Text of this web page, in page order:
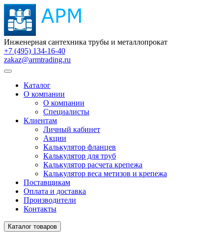
Инженерная сантехника трубы и металлопрокат
+7 (495) 134-16-40
zakaz@armtrading.ru
Каталог
О компании
О компании
Специалисты
Клиентам
Личный кабинет
Акции
Калькулятор фланцев
Калькулятор для труб
Калькулятор расчета крепежа
Калькулятор веса метизов и крепежа
Поставщикам
Оплата и доставка
Производители
Контакты
Каталог товаров